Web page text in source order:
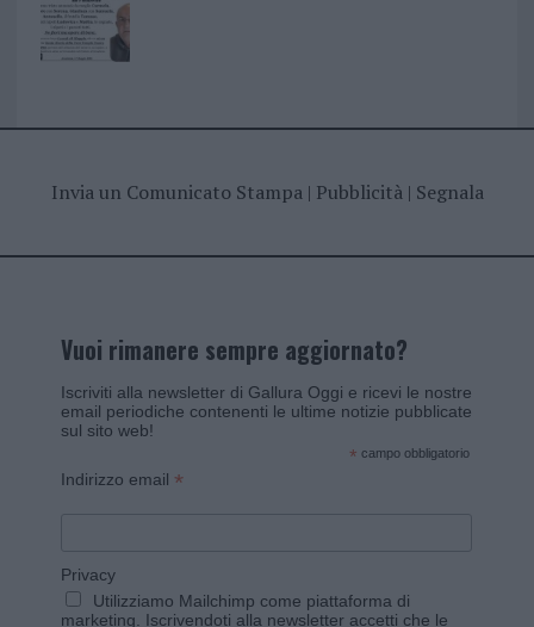
Invia un Comunicato Stampa| Pubblicità| Segnala
Vuoi rimanere sempre aggiornato?
Iscriviti alla newsletter di Gallura Oggi e ricevi le nostre
email periodiche contenenti le ultime notizie pubblicate
sul sito web!
* campo obbligatorio
Indirizzo email *
Privacy
Utilizziamo Mailchimp come piattaforma di
marketing. Iscrivendoti alla newsletter accetti che le